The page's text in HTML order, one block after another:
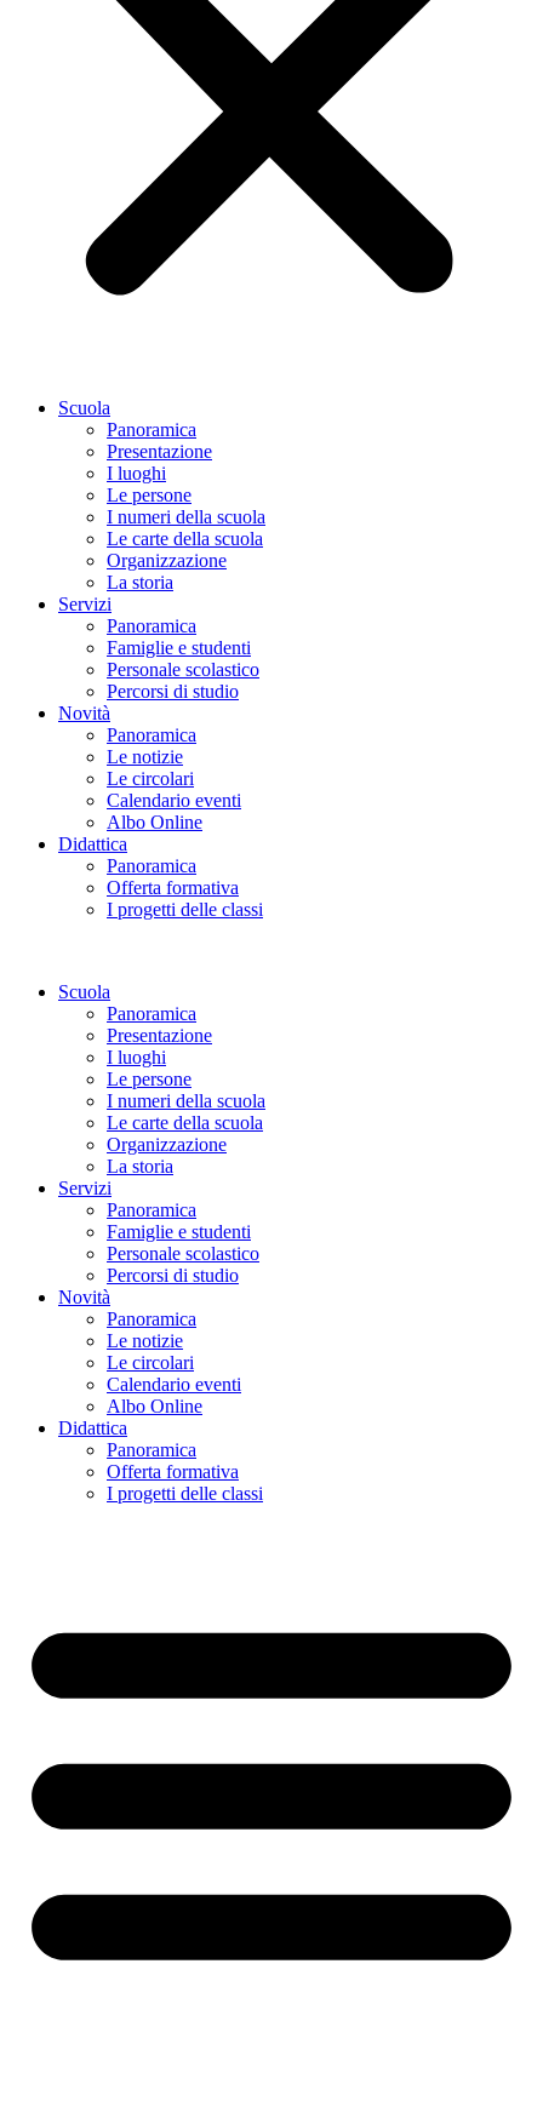
Scuola
Panoramica
Presentazione
I luoghi
Le persone
I numeri della scuola
Le carte della scuola
Organizzazione
La storia
Servizi
Panoramica
Famiglie e studenti
Personale scolastico
Percorsi di studio
Novità
Panoramica
Le notizie
Le circolari
Calendario eventi
Albo Online
Didattica
Panoramica
Offerta formativa
I progetti delle classi
Scuola
Panoramica
Presentazione
I luoghi
Le persone
I numeri della scuola
Le carte della scuola
Organizzazione
La storia
Servizi
Panoramica
Famiglie e studenti
Personale scolastico
Percorsi di studio
Novità
Panoramica
Le notizie
Le circolari
Calendario eventi
Albo Online
Didattica
Panoramica
Offerta formativa
I progetti delle classi